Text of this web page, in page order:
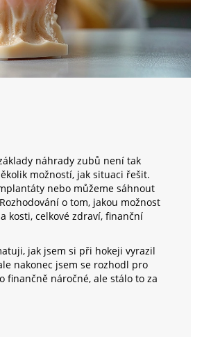
náhrady zubů není tak
možností, jak situaci řešit.
nebo můžeme sáhnout
o tom, jakou možnost
kosti, celkové zdraví, finanční
jak jsem si při hokeji vyrazil
nakonec jsem se rozhodl pro
finančně náročné, ale stálo to za